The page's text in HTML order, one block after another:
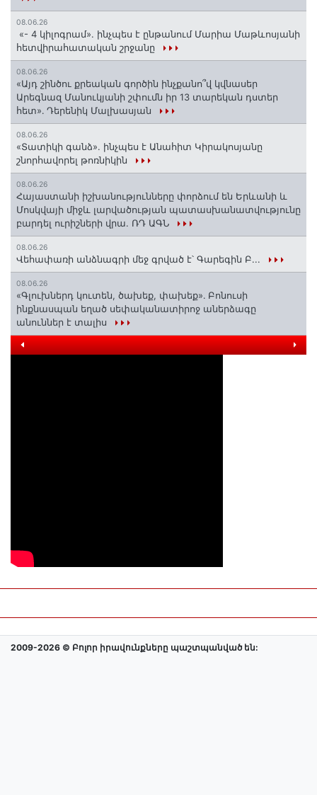
08.06.26
«- 4 կիլոգրամ». ինչպես է ընթանում Մարիա Մաթևոսյանի
հետվիրահատական շրջանը
08.06.26
«Այդ շինծու քրեական գործին ինչքանո՞վ կվնասեր
Արեգնազ Մանուկյանի շփումն իր 13 տարեկան դստեր
հետ»․ Դերենիկ Մալխասյան
08.06.26
«Տատիկի գանձ». ինչպես է Անահիտ Կիրակոսյանը
շնորհավորել թոռնիկին
08.06.26
Հայաստանի իշխանությունները փորձում են Երևանի և
Մոսկվայի միջև լարվածության պատասխանատվությունը
բարդել ուրիշների վրա. ՌԴ ԱԳՆ
08.06.26
Վեհափառի անձնագրի մեջ գրված է՝ Գարեգին Բ...
08.06.26
«Գլուխներդ կուտեն, ծախեք, փախեք»․ Բոնուսի
ինքնասպան եղած սեփականատիրոջ աներձագը
անուններ է տալիս
2009-2026 © Բոլոր իրավունքները պաշտպանված են: